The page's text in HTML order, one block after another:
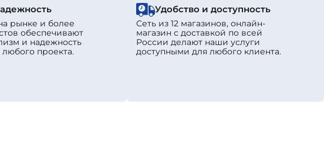
рынке и более
обеспечивают
и надежность
проекта.
Удобство и доступность
Сеть из 12 магазинов, онлайн-
магазин с доставкой по всей
России делают наши услуги
доступными для любого клиента.